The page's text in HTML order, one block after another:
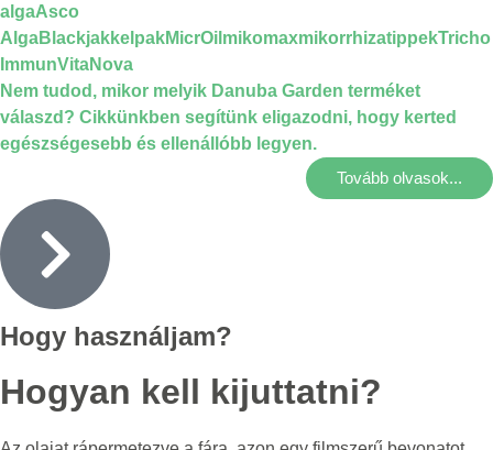
algaAsco
AlgaBlackjakkelpakMicrOil mikomaxmikorrhizatippekTricho
ImmunVitaNova
Nem tudod, mikor melyik Danuba Garden terméket
válaszd? Cikkünkben segítünk eligazodni, hogy kerted
egészségesebb és ellenállóbb legyen.
Tovább olvasok...
Hogy használjam?
Hogyan kell kijuttatni?